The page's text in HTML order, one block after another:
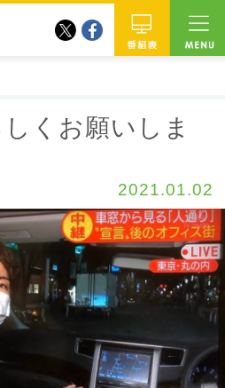
twitterfacebook
くお願いしま
2021.01.02